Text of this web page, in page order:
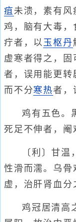
疽未溃，素有风
鸡，脑有大毒，
疔者，以 玉枢丹
虚寒者得之，固
者，误用能更转
而不分寒热者，
鸡有五色。
死足不伸者，阉
〔利〕甘
性滑而濡。乌骨
虚，治肝肾血分
鸡冠居清高